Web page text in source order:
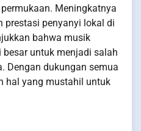
Meningkatnya
prestasi penyanyi lokal di
bahwa musik
untuk menjadi salah
Dengan dukungan semua
hal yang mustahil untuk